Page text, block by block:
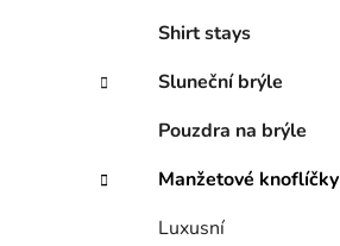
Shirt stays
Sluneční brýle
Pouzdra na brýle
Manžetové knoflíčky
Luxusní